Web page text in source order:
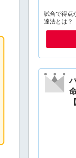
試合で得点
達法とは？